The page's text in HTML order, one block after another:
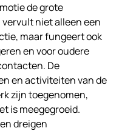
de grote
niet alleen een
maar fungeert ook
en voor oudere
De
en activiteiten van de
zijn toegenomen,
is meegegroeid.
dreigen